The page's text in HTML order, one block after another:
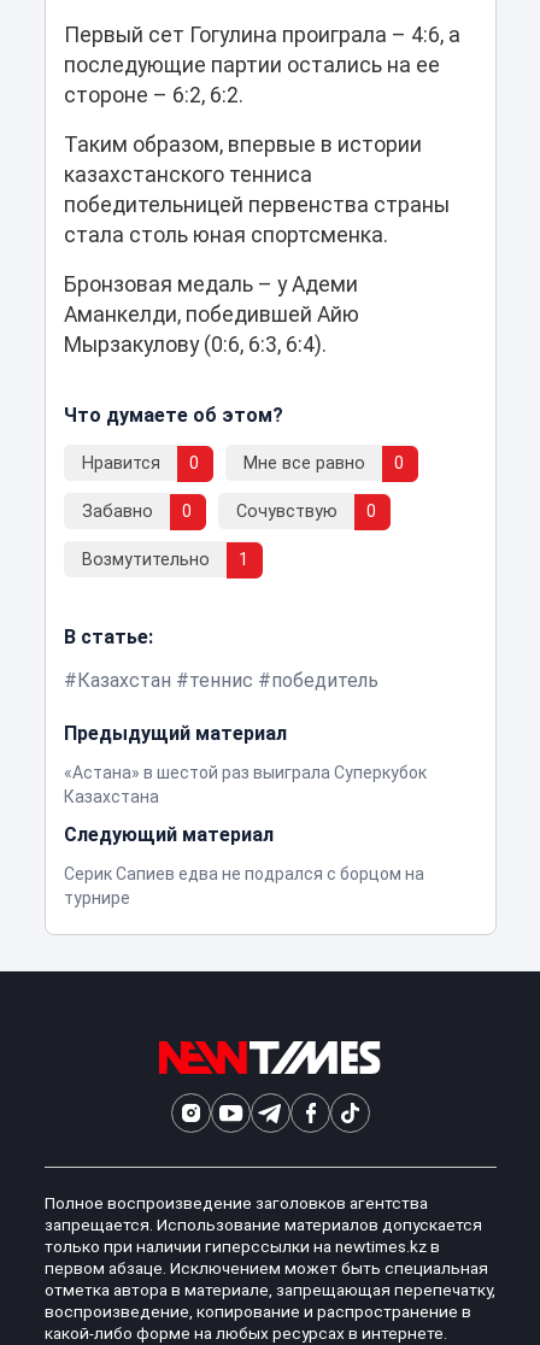
Первый сет Гогулина проиграла – 4:6, а
последующие партии остались на ее
стороне – 6:2, 6:2.
Таким образом, впервые в истории
казахстанского тенниса
победительницей первенства страны
стала столь юная спортсменка.
Бронзовая медаль – у Адеми
Аманкелди, победившей Айю
Мырзакулову (0:6, 6:3, 6:4).
Что думаете об этом?
Нравится 0 Мне все равно 0
Забавно 0 Сочувствую 0
Возмутительно 1
В статье:
Казахстан
теннис победитель
Предыдущий материал
«Астана» в шестой раз выиграла Суперкубок
Казахстана
Следующий материал
Серик Сапиев едва не подрался с борцом на
турнире
Полное воспроизведение заголовков агентства
запрещается. Использование материалов допускается
только при наличии гиперссылки на newtimes.kz в
первом абзаце. Исключением может быть специальная
отметка автора в материале, запрещающая перепечатку,
воспроизведение, копирование и распространение в
какой-либо форме на любых ресурсах в интернете.